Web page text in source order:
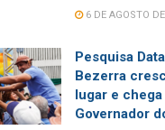
6 DE AGOSTO
Pesquisa
Bezerra
lugar e chega
Governador